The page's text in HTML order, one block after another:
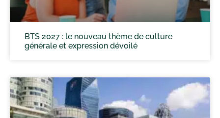
BTS 2027 : le nouveau thème de culture
générale et expression dévoilé